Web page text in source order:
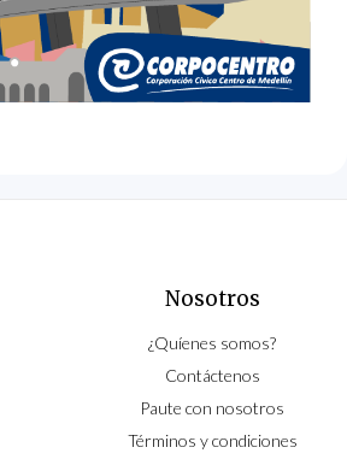
Nosotros
¿Quíenes somos?
Contáctenos
Paute con nosotros
Términos y condiciones